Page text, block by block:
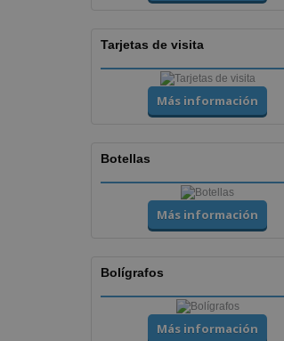
Tarjetas de visita
Más información
Botellas
Más información
Bolígrafos
Más información